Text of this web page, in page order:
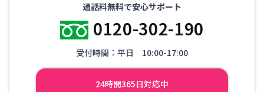
通話料無料で安心サポート
0120-302-190
受付時間：平日 10:00-17:00
24時間365日対応中